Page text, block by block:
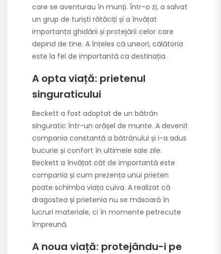
care se aventurau în munți. Într-o zi, a salvat
un grup de turiști rătăciți și a învățat
importanța ghidării și protejării celor care
depind de tine. A înțeles că uneori, călătoria
este la fel de importantă ca destinația.
A opta viață: prietenul
singuraticului
Beckett a fost adoptat de un bătrân
singuratic într-un orășel de munte. A devenit
compania constantă a bătrânului și i-a adus
bucurie și confort în ultimele sale zile.
Beckett a învățat cât de importantă este
compania și cum prezența unui prieten
poate schimba viața cuiva. A realizat că
dragostea și prietenia nu se măsoară în
lucruri materiale, ci în momente petrecute
împreună.
A noua viață: protejându-i pe